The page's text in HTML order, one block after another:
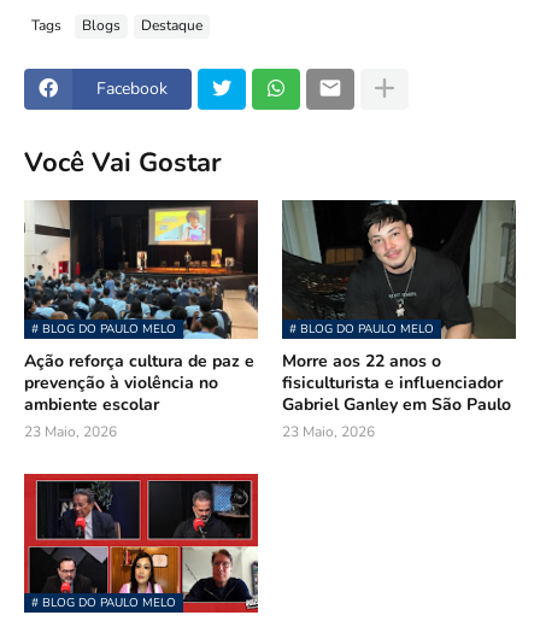
Tags Blogs Destaque
Facebook
Você Vai Gostar
# BLOG DO PAULO MELO
Ação reforça cultura de paz e
prevenção à violência no
ambiente escolar
23 Maio, 2026
# BLOG DO PAULO MELO
Morre aos 22 anos o
fisiculturista e influenciador
Gabriel Ganley em São Paulo
23 Maio, 2026
# BLOG DO PAULO MELO